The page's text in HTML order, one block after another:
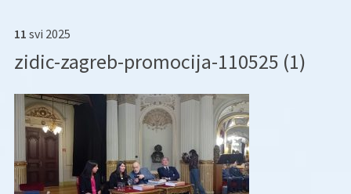
11 svi 2025
zidic-zagreb-promocija-110525 (1)